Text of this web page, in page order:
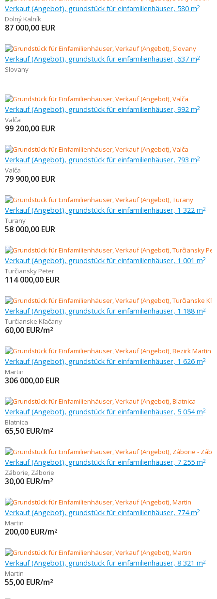
Verkauf (Angebot), grundstück für einfamilienhäuser, 580 m2
Dolný Kalník
87 000,00 EUR
Verkauf (Angebot), grundstück für einfamilienhäuser, 637 m2
Slovany
Verkauf (Angebot), grundstück für einfamilienhäuser, 992 m2
Valča
99 200,00 EUR
Verkauf (Angebot), grundstück für einfamilienhäuser, 793 m2
Valča
79 900,00 EUR
Verkauf (Angebot), grundstück für einfamilienhäuser, 1 322 m2
Turany
58 000,00 EUR
Verkauf (Angebot), grundstück für einfamilienhäuser, 1 001 m2
Turčiansky Peter
114 000,00 EUR
Verkauf (Angebot), grundstück für einfamilienhäuser, 1 188 m2
Turčianske Kľačany
60,00 EUR/m2
Verkauf (Angebot), grundstück für einfamilienhäuser, 1 626 m2
Martin
306 000,00 EUR
Verkauf (Angebot), grundstück für einfamilienhäuser, 5 054 m2
Blatnica
65,50 EUR/m2
Verkauf (Angebot), grundstück für einfamilienhäuser, 7 255 m2
Záborie, Záborie
30,00 EUR/m2
Verkauf (Angebot), grundstück für einfamilienhäuser, 774 m2
Martin
200,00 EUR/m2
Verkauf (Angebot), grundstück für einfamilienhäuser, 8 321 m2
Martin
55,00 EUR/m2